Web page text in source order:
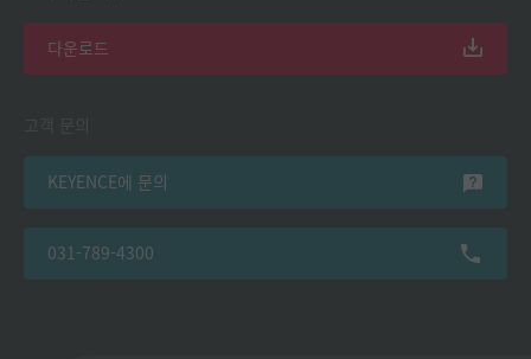
다운로드
KEYENCE에 문의
031-789-4300